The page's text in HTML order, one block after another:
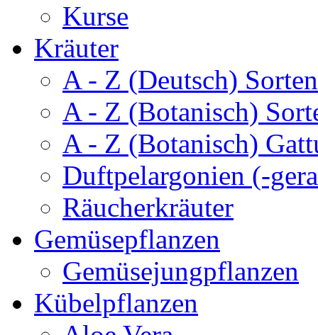
Kurse
Kräuter
A - Z (Deutsch)
A - Z (Botanisch)
A - Z (Botanisch)
Duftpelargonien (-
Räucherkräuter
Gemüsepflanzen
Gemüsejungpflanzen
Kübelpflanzen